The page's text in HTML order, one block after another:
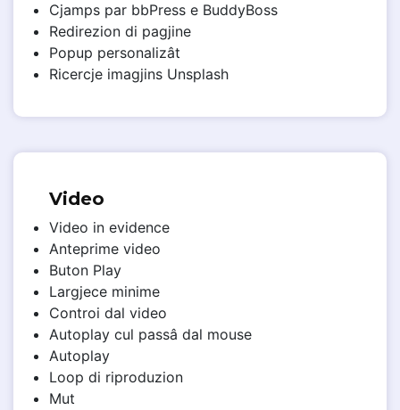
Cjamps par bbPress e BuddyBoss
Redirezion di pagjine
Popup personalizât
Ricercje imagjins Unsplash
Video
Video in evidence
Anteprime video
Buton Play
Largjece minime
Controi dal video
Autoplay cul passâ dal mouse
Autoplay
Loop di riproduzion
Mut